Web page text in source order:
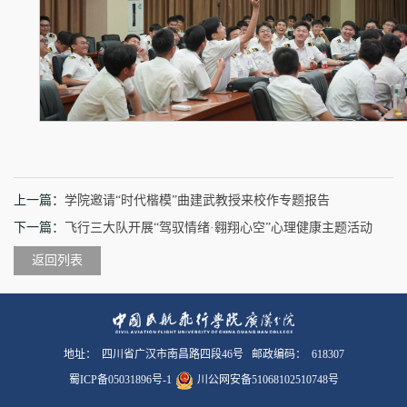
上一篇： 学院邀请“时代楷模”曲建武教授来校作专题报告
下一篇：
飞行三大队开展“驾驭情绪·翱翔心空”心理健康主题活动
返回列表
地址： 四川省广汉市南昌路四段46号 邮政编码： 618307
蜀ICP备05031896号-1
川公网安备51068102510748号